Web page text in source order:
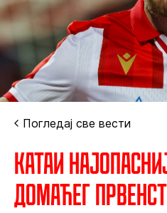
Погледај све вести
Катаи
домаћег